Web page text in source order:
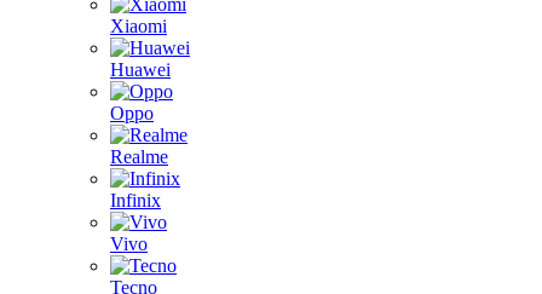
Xiaomi
Huawei
Oppo
Realme
Infinix
Vivo
Tecno